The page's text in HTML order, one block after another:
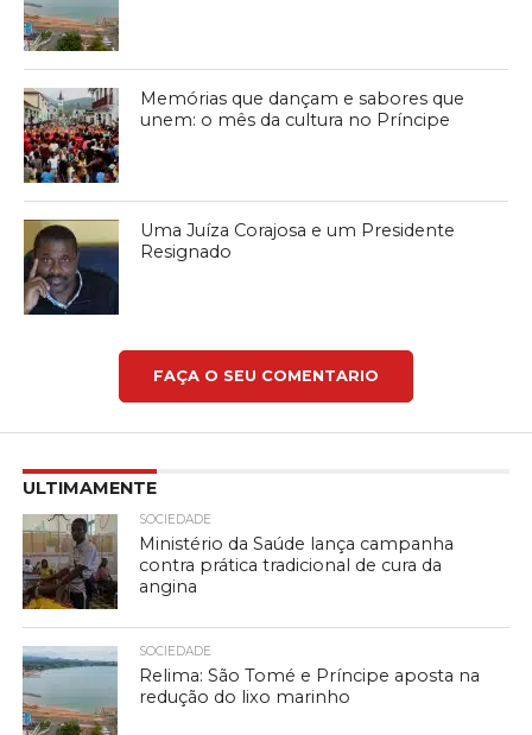
Memórias que dançam e sabores que
unem: o mês da cultura no Príncipe
Uma Juíza Corajosa e um Presidente
Resignado
FAÇA O SEU COMENTARIO
ULTIMAMENTE
SOCIEDADE
Ministério da Saúde lança campanha
contra prática tradicional de cura da
angina
SOCIEDADE
Relima: São Tomé e Príncipe aposta na
redução do lixo marinho